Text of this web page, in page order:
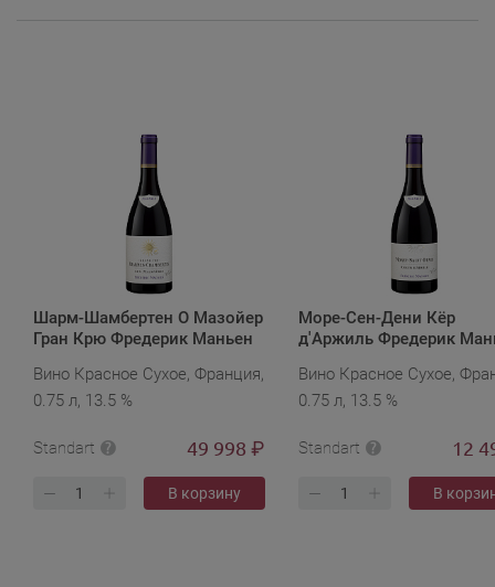
Шарм-Шамбертен О Мазойер
Гран Крю Фредерик Маньен
Вино Красное Сухое, Франция,
0.75 л, 13.5 %
Standart 49 998 ₽
В корзину
Море-Сен-Дени Кёр
д'Аржиль Фредерик
Вино Красное Сухое,
0.75 л, 13.5 %
Standart 12
В